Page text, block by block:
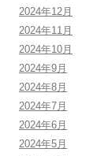
2024年12月
2024年11月
2024年10月
2024年9月
2024年8月
2024年7月
2024年6月
2024年5月